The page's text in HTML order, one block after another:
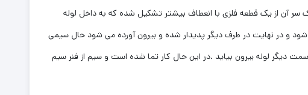
سر آن از یک قطعه فلزی با انعطاف بیشتر تشکیل شده که به داخل لوله
و در نهایت در طرف دیگر پدیدار شده و بیرون آورده می شود حال سیمی
دیگر لوله بیرون بیاید .در این حال کار تما شده است و سیم از فنر سیم